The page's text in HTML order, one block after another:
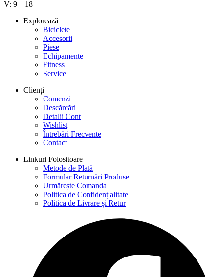
V: 9 – 18
Explorează
Biciclete
Accesorii
Piese
Echipamente
Fitness
Service
Clienți
Comenzi
Descărcări
Detalii Cont
Wishlist
Întrebări Frecvente
Contact
Linkuri Folositoare
Metode de Plată
Formular Returnări Produse
Urmărește Comanda
Politica de Confidențialitate
Politica de Livrare și Retur